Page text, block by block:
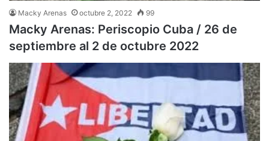
Macky Arenas octubre 2, 2022 99
Macky Arenas: Periscopio Cuba / 26 de
septiembre al 2 de octubre 2022